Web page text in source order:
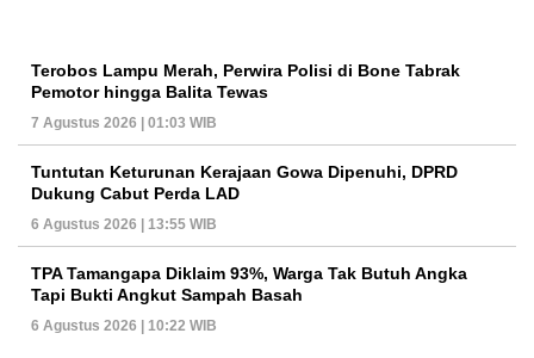
Terobos Lampu Merah, Perwira Polisi di Bone Tabrak
Pemotor hingga Balita Tewas
7 Agustus 2026 | 01:03 WIB
Tuntutan Keturunan Kerajaan Gowa Dipenuhi, DPRD
Dukung Cabut Perda LAD
6 Agustus 2026 | 13:55 WIB
TPA Tamangapa Diklaim 93%, Warga Tak Butuh Angka
Tapi Bukti Angkut Sampah Basah
6 Agustus 2026 | 10:22 WIB